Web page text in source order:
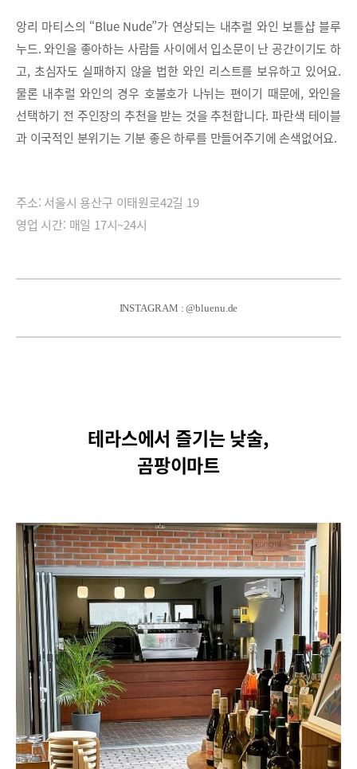
앙리 마티스의 “Blue Nude”가 연상되는 내추럴 와인 보틀샵 블루
누드. 와인을 좋아하는 사람들 사이에서 입소문이 난 공간이기도 하
고, 초심자도 실패하지 않을 법한 와인 리스트를 보유하고 있어요.
물론 내추럴 와인의 경우 호불호가 나뉘는 편이기 때문에, 와인을
선택하기 전 주인장의 추천을 받는 것을 추천합니다. 파란색 테이블
과 이국적인 분위기는 기분 좋은 하루를 만들어주기에 손색없어요.
주소: 서울시 용산구 이태원로42길 19
영업 시간: 매일 17시~24시
INSTAGRAM : @bluenu.de
테라스에서 즐기는 낮술,
곰팡이마트